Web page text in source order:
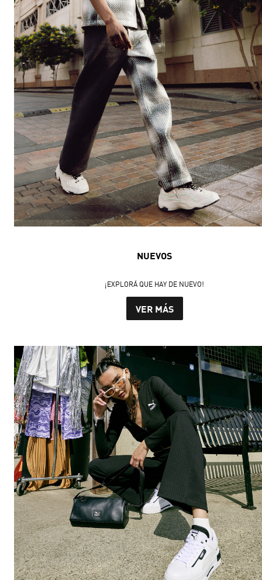
NUEVOS
¡EXPLORÁ QUE HAY DE NUEVO!
VER MÁS